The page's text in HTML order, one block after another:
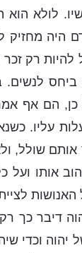
לולא
היה
להיות רק
כן, הם אף
עליו.
שולל,
אותו ועל
דיבר כך
יהוה וכדי